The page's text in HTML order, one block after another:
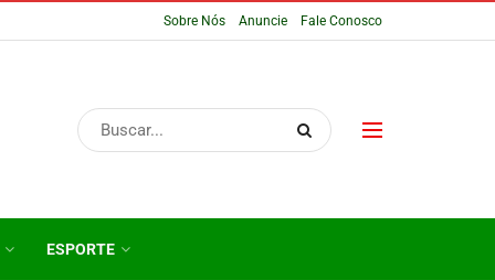
Sobre Nós Anuncie Fale Conosco
ESPORTE